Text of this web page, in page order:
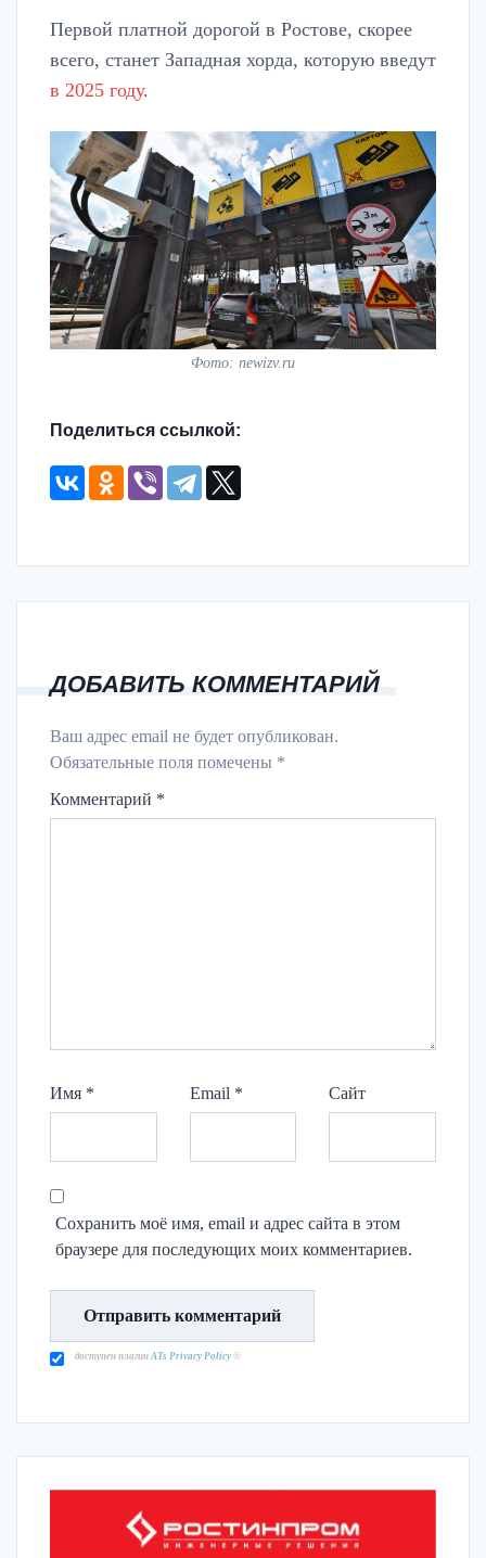
Первой платной дорогой в Ростове, скорее
всего, станет Западная хорда, которую введут
в 2025 году.
Фото: newizv.ru
Поделиться ссылкой:
ДОБАВИТЬ КОММЕНТАРИЙ
Ваш адрес email не будет опубликован.
Обязательные поля помечены *
Комментарий *
Имя * Email * Сайт
Сохранить моё имя, email и адрес сайта в этом
браузере для последующих моих комментариев.
доступен плагин ATs Privacy Policy ©